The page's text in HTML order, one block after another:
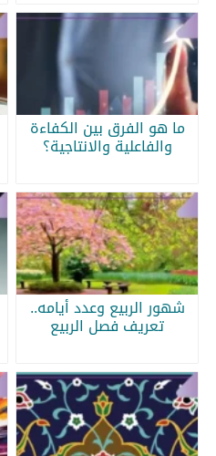
ما هو الفرق بين الكفاءة
والفاعلية والانتاجية؟
شهور الربيع وعدد أيامه..
تعريف فصل الربيع